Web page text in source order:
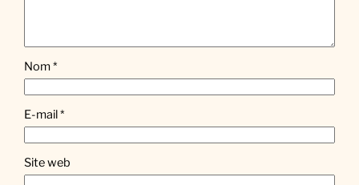
Nom*
E-mail*
Site web